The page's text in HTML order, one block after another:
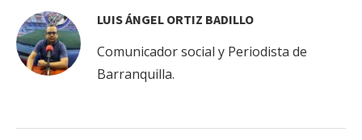
LUIS ÁNGEL ORTIZ BADILLO
Comunicador social y Periodista de
Barranquilla.